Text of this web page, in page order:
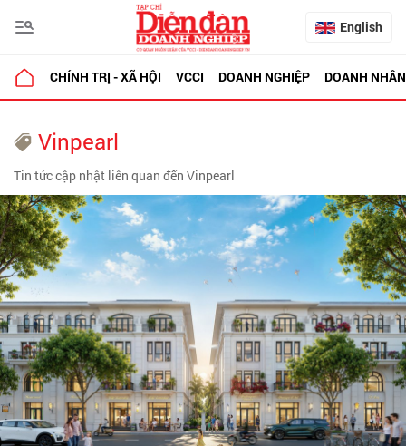
English
CHÍNH TRỊ - XÃ HỘI VCCI DOANH NGHIỆP DOANH NHÂN
Vinpearl
Tin tức cập nhật liên quan đến Vinpearl